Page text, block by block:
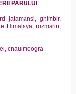
PARULUI
jatamansi, ghimbir,
Himalaya, rozmarin,
chaulmoogra